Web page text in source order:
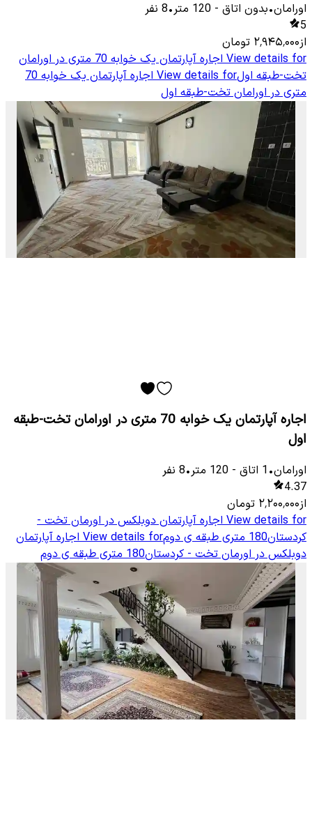
اورامان•بدون اتاق -
120 متر•
8 نفر
5
از۲٬۹۴۵٬۰۰۰ تومان
View details for
اجاره آپارتمان یک خوابه 70 متری در اورامان
تخت-طبقه اولView details for
اجاره آپارتمان یک خوابه 70
متری در اورامان تخت-طبقه اول
اجاره آپارتمان یک خوابه 70 متری در اورامان تخت-طبقه
اول
اورامان•
1 اتاق -
120 متر•
8 نفر
4.37
از۲٬۲۰۰٬۰۰۰ تومان
View details for اجاره آپارتمان دوبلکس در اورمان تخت -
کردستان180 متری طبقه ی دوم
View details for اجاره آپارتمان
دوبلکس در اورمان تخت - کردستان180 متری طبقه ی دوم